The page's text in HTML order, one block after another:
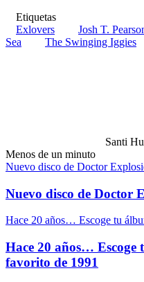
Etiquetas
Exlovers
Josh T.
Sea
The Swinging Iggies
Santi
Menos de un minuto
Nuevo disco de Doctor
Nuevo disco de Doctor
Hace 20 años… Escoge tu
Hace 20 años…
favorito de 1991